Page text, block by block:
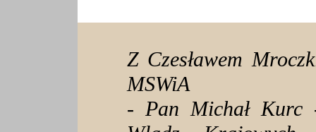
Z Czesławem
MSWiA
- Pan Michał Kurc